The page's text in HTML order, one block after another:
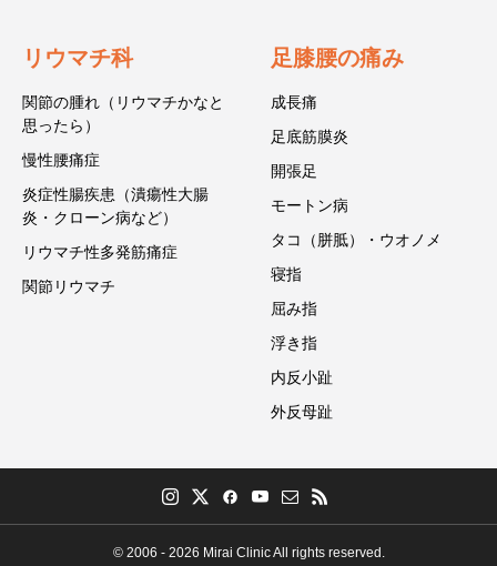
リウマチ科
関節の腫れ（リウマチかなと
思ったら）
慢性腰痛症
炎症性腸疾患（潰瘍性大腸
炎・クローン病など）
リウマチ性多発筋痛症
関節リウマチ
足膝腰の痛み
成長痛
足底筋膜炎
開張足
モートン病
タコ（胼胝）・ウオノメ
寝指
屈み指
浮き指
内反小趾
外反母趾
© 2006 - 2026 Mirai Clinic All rights reserved.